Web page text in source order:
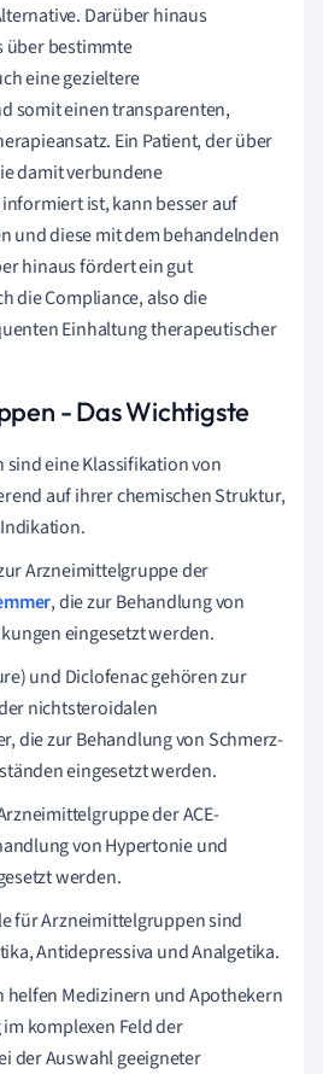
Darüber hinaus
über bestimmte
eine gezieltere
somit einen transparenten,
Ein Patient, der über
damit verbundene
ist, kann besser auf
und diese mit dem behandelnden
hinaus fördert ein gut
die Compliance, also die
Einhaltung therapeutischer
- Das Wichtigste
eine Klassifikation von
auf ihrer chemischen Struktur,
Arzneimittelgruppe der
, die zur Behandlung von
eingesetzt werden.
und Diclofenac gehören zur
nichtsteroidalen
die zur Behandlung von Schmerz-
eingesetzt werden.
der ACE-
von Hypertonie und
werden.
für Arzneimittelgruppen sind
Antidepressiva und Analgetika.
Medizinern und Apothekern
komplexen Feld der
der Auswahl geeigneter